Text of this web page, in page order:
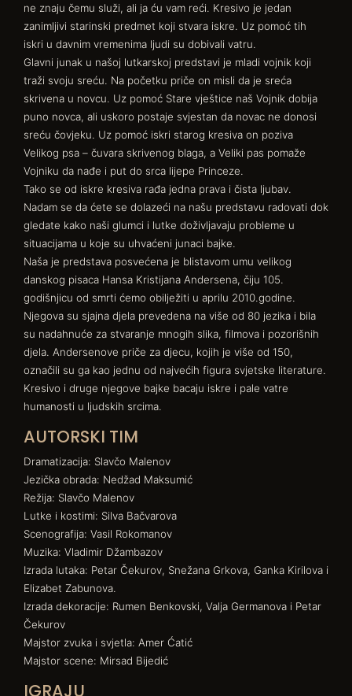
ne znaju čemu služi, ali ja ću vam reći. Kresivo je jedan
zanimljivi starinski predmet koji stvara iskre. Uz pomoć tih
iskri u davnim vremenima ljudi su dobivali vatru.
Glavni junak u našoj lutkarskoj predstavi je mladi vojnik koji
traži svoju sreću. Na početku priče on misli da je sreća
skrivena u novcu. Uz pomoć Stare vještice naš Vojnik dobija
puno novca, ali uskoro postaje svjestan da novac ne donosi
sreću čovjeku. Uz pomoć iskri starog kresiva on poziva
Velikog psa – čuvara skrivenog blaga, a Veliki pas pomaže
Vojniku da nađe i put do srca lijepe Princeze.
Tako se od iskre kresiva rađa jedna prava i čista ljubav.
Nadam se da ćete se dolazeći na našu predstavu radovati dok
gledate kako naši glumci i lutke doživljavaju probleme u
situacijama u koje su uhvaćeni junaci bajke.
Naša je predstava posvećena je blistavom umu velikog
danskog pisaca Hansa Kristijana Andersena, čiju 105.
godišnjicu od smrti ćemo obilježiti u aprilu 2010.godine.
Njegova su sjajna djela prevedena na više od 80 jezika i bila
su nadahnuće za stvaranje mnogih slika, filmova i pozorišnih
djela. Andersenove priče za djecu, kojih je više od 150,
označili su ga kao jednu od najvećih figura svjetske literature.
Kresivo i druge njegove bajke bacaju iskre i pale vatre
humanosti u ljudskih srcima.
AUTORSKI TIM
Dramatizacija: Slavčo Malenov
Jezička obrada: Nedžad Maksumić
Režija: Slavčo Malenov
Lutke i kostimi: Silva Bačvarova
Scenografija: Vasil Rokomanov
Muzika: Vladimir Džambazov
Izrada lutaka: Petar Čekurov, Snežana Grkova, Ganka Kirilova i
Elizabet Zabunova.
Izrada dekoracije: Rumen Benkovski, Valja Germanova i Petar
Čekurov
Majstor zvuka i svjetla: Amer Ćatić
Majstor scene: Mirsad Bijedić
IGRAJU